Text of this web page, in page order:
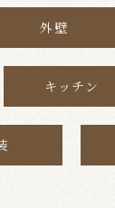
外壁
キッチン